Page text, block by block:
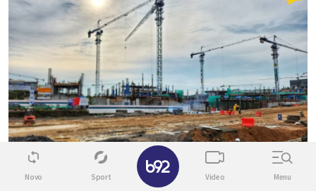
Novo Sport Video Menu
✕